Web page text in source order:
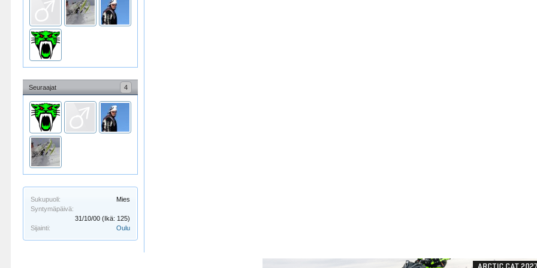
Seuraajat 4
Sukupuoli:
Mies
Syntymäpäivä:
31/10/00 (Ikä: 125)
Sijainti:
Oulu